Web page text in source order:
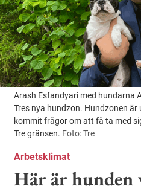
Arash Esfandyari med hundarna
Tres nya hundzon. Hundzonen
kommit frågor om att få ta med
Tre gränsen. Foto: Tre
Arbetsklimat
Här är hunden